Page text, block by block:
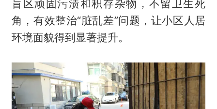
盲区顽固污渍和积存杂物，不留卫生死
角，有效整治“脏乱差”问题，让小区人居
环境面貌得到显著提升。